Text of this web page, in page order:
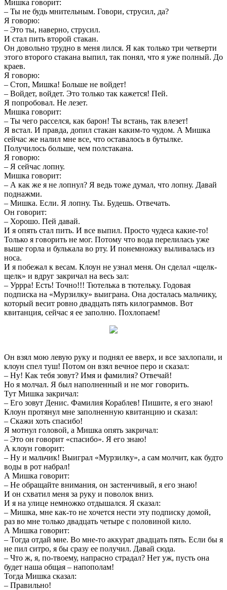
Мишка говорит:
– Ты не будь мнительным. Говори, струсил, да?
Я говорю:
– Это ты, наверно, струсил.
И стал пить второй стакан.
Он довольно трудно в меня лился. Я как только три четверти
этого второго стакана выпил, так понял, что я уже полный. До
краев.
Я говорю:
– Стоп, Мишка! Больше не войдет!
– Войдет, войдет. Это только так кажется! Пей.
Я попробовал. Не лезет.
Мишка говорит:
– Ты чего расселся, как барон! Ты встань, так влезет!
Я встал. И правда, допил стакан каким-то чудом. А Мишка
сейчас же налил мне все, что оставалось в бутылке.
Получилось больше, чем полстакана.
Я говорю:
– Я сейчас лопну.
Мишка говорит:
– А как же я не лопнул? Я ведь тоже думал, что лопну. Давай
поднажми.
– Мишка. Если. Я лопну. Ты. Будешь. Отвечать.
Он говорит:
– Хорошо. Пей давай.
И я опять стал пить. И все выпил. Просто чудеса какие-то!
Только я говорить не мог. Потому что вода перелилась уже
выше горла и булькала во рту. И понемножку выливалась из
носа.
И я побежал к весам. Клоун не узнал меня. Он сделал «щелк-
щелк» и вдруг закричал на весь зал:
– Уррра! Есть! Точно!!! Тютелька в тютельку. Годовая
подписка на «Мурзилку» выиграна. Она досталась мальчику,
который весит ровно двадцать пять килограммов. Вот
квитанция, сейчас я ее заполню. Похлопаем!
Он взял мою левую руку и поднял ее вверх, и все захлопали, и
клоун спел туш! Потом он взял вечное перо и сказал:
– Ну! Как тебя зовут? Имя и фамилия? Отвечай!
Но я молчал. Я был наполненный и не мог говорить.
Тут Мишка закричал:
– Его зовут Денис. Фамилия Кораблев! Пишите, я его знаю!
Клоун протянул мне заполненную квитанцию и сказал:
– Скажи хоть спасибо!
Я мотнул головой, а Мишка опять закричал:
– Это он говорит «спасибо». Я его знаю!
А клоун говорит:
– Ну и мальчик! Выиграл «Мурзилку», а сам молчит, как будто
воды в рот набрал!
А Мишка говорит:
– Не обращайте внимания, он застенчивый, я его знаю!
И он схватил меня за руку и поволок вниз.
И я на улице немножко отдышался. Я сказал:
– Мишка, мне как-то не хочется нести эту подписку домой,
раз во мне только двадцать четыре с половиной кило.
А Мишка говорит:
– Тогда отдай мне. Во мне-то аккурат двадцать пять. Если бы я
не пил ситро, я бы сразу ее получил. Давай сюда.
– Что ж, я, по-твоему, напрасно страдал? Нет уж, пусть она
будет наша общая – напополам!
Тогда Мишка сказал:
– Правильно!